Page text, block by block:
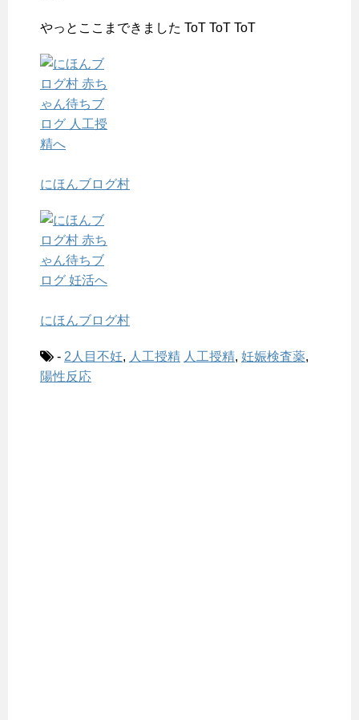
やっとここまできました ToT ToT ToT
にほんブログ村
にほんブログ村
- 2人目不妊, 人工授精 人工授精, 妊娠検査薬,
陽性反応